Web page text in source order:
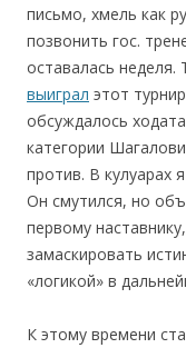
письмо, хмель как
позвонить гос.
оставалась
выиграл этот
обсуждалось
категории
против. В кулуарах
Он смутился, но
первому
замаскировать
«логикой» в
К этому времени